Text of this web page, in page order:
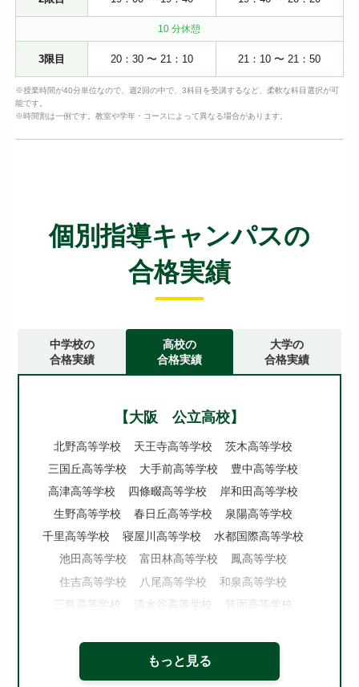
10 分休憩
3限目 20：30 〜 21：10 21：10 〜 21：50
※授業時間が40分単位なので、週2回の中で、3科目を受講するなど、柔軟な科目選択が可
能です。
※時間割は一例です。教室や学年・コースによって異なる場合があります。
個別指導キャンパスの
合格実績
中学校の
合格実績
高校の
合格実績
大学の
合格実績
【大阪 公立高校】
北野高等学校 天王寺高等学校
茨木高等学校
三国丘高等学校
大手前高等学校
豊中高等学校
高津高等学校
四條畷高等学校
岸和田高等学校
生野高等学校
春日丘高等学校
泉陽高等学校
千里高等学校
寝屋川高等学校
水都国際高等学校
池田高等学校
富田林高等学校
鳳高等学校
住吉高等学校
八尾高等学校
和泉高等学校
三島高等学校
清水谷高等学校
箕面高等学校
牧野高等学校
槻の木高等学校
市岡高等学校
もっと見る